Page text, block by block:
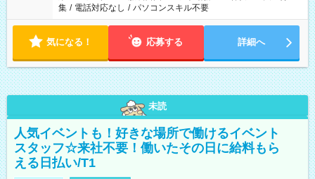
集 / 電話対応なし / パソコンスキル不要
気になる！ 応募する 詳細へ
未読
人気イベントも！好きな場所で働けるイベント
スタッフ☆来社不要！働いたその日に給料もら
える日払い/T1